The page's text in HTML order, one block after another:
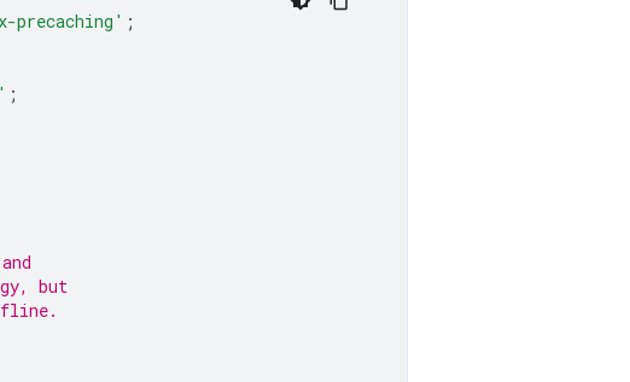
precaching' ;
;
but